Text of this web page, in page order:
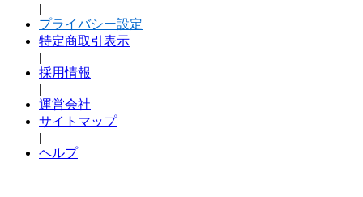
|
プライバシー設定
特定商取引表示
|
採用情報
|
運営会社
サイトマップ
|
ヘルプ